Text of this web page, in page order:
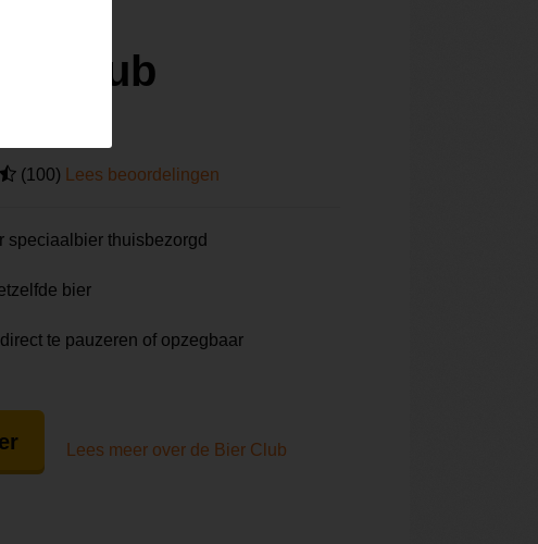
Club
(100) Lees beoordelingen
speciaalbier thuisbezorgd
bier
te pauzeren of opzegbaar
Lees meer over de Bier Club